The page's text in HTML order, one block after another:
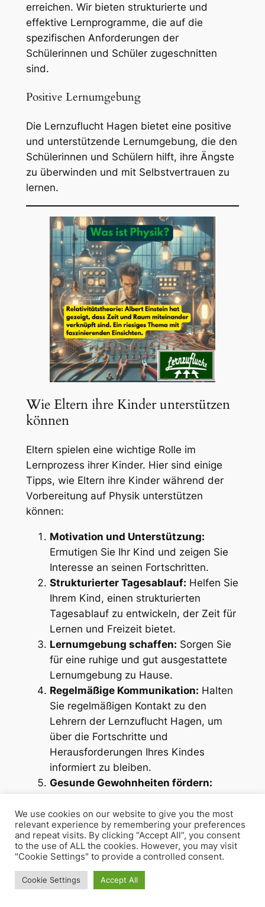
erreichen. Wir bieten strukturierte und
effektive Lernprogramme, die auf die
spezifischen Anforderungen der
Schülerinnen und Schüler zugeschnitten
sind.
Positive Lernumgebung
Die Lernzuflucht Hagen bietet eine positive
und unterstützende Lernumgebung, die den
Schülerinnen und Schülern hilft, ihre Ängste
zu überwinden und mit Selbstvertrauen zu
lernen.
Wie Eltern ihre Kinder unterstützen
können
Eltern spielen eine wichtige Rolle im
Lernprozess ihrer Kinder. Hier sind einige
Tipps, wie Eltern ihre Kinder während der
Vorbereitung auf Physik unterstützen
können:
Motivation und Unterstützung:
Ermutigen Sie Ihr Kind und zeigen Sie
Interesse an seinen Fortschritten.
Strukturierter Tagesablauf: Helfen Sie
Ihrem Kind, einen strukturierten
Tagesablauf zu entwickeln, der Zeit für
Lernen und Freizeit bietet.
Lernumgebung schaffen: Sorgen Sie
für eine ruhige und gut ausgestattete
Lernumgebung zu Hause.
Regelmäßige Kommunikation: Halten
Sie regelmäßigen Kontakt zu den
Lehrern der Lernzuflucht Hagen, um
über die Fortschritte und
Herausforderungen Ihres Kindes
informiert zu bleiben.
Gesunde Gewohnheiten fördern:
ausreichend schläft, sich gesund
ernährt und regelmäßig Pausen einlegt.
We use cookies on our website to give you the most
relevant experience by remembering your preferences
and repeat visits. By clicking “Accept All”, you consent
to the use of ALL the cookies. However, you may visit
"Cookie Settings" to provide a controlled consent.
Cookie Settings Accept All